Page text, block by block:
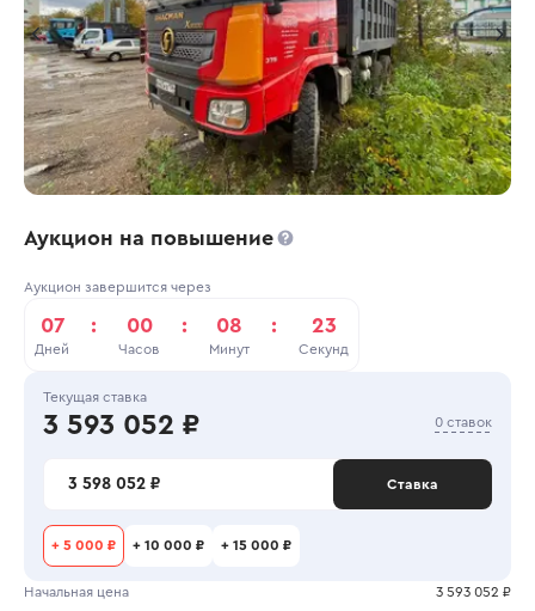
Аукцион на повышение
Аукцион завершится через
07
Дней
: 00
Часов
: 08
Минут
: 23
Секунд
Текущая ставка
3 593 052 ₽ 0 ставок
3 598 052 ₽ Ставка
+ 5 000 ₽ + 10 000 ₽ + 15 000 ₽
Начальная цена 3 593 052 ₽